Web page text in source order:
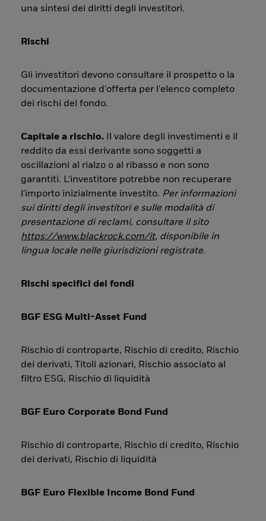
una sintesi dei diritti degli investitori.
Rischi
Gli investitori devono consultare il prospetto o la
documentazione d'offerta per l'elenco completo
dei rischi del fondo.
Capitale a rischio. Il valore degli investimenti e il
reddito da essi derivante sono soggetti a
oscillazioni al rialzo o al ribasso e non sono
garantiti. L'investitore potrebbe non recuperare
l'importo inizialmente investito. Per informazioni
sui diritti degli investitori e sulle modalità di
presentazione di reclami, consultare il sito
https://www.blackrock.com/it, disponibile in
lingua locale nelle giurisdizioni registrate.
Rischi specifici dei fondi
BGF ESG Multi-Asset Fund
Rischio di controparte, Rischio di credito, Rischio
dei derivati, Titoli azionari, Rischio associato al
filtro ESG, Rischio di liquidità
BGF Euro Corporate Bond Fund
Rischio di controparte, Rischio di credito, Rischio
dei derivati, Rischio di liquidità
BGF Euro Flexible Income Bond Fund